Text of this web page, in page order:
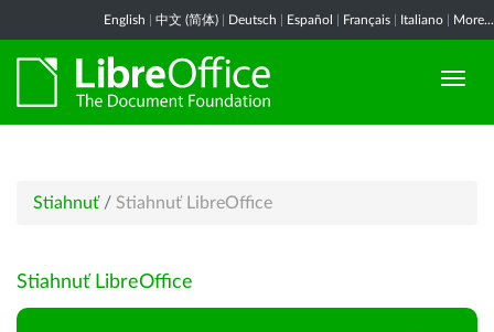
English 中文 (简体) Deutsch Español Français Italiano More...
Stiahnuť / Stiahnuť LibreOffice
Stiahnuť LibreOffice